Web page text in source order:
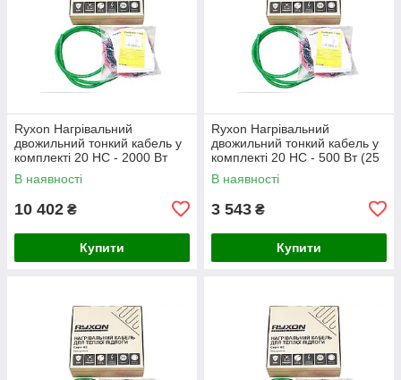
Ryxon Нагрівальний
двожильний тонкий кабель у
комплекті 20 HC - 2000 Вт
(100 м)
В наявності
10 402 ₴
Купити
Ryxon Нагрівальний
двожильний тонкий кабель у
комплекті 20 HC - 500 Вт (25
м)
В наявності
3 543 ₴
Купити